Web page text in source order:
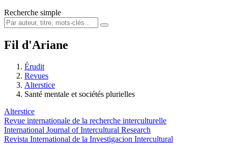
Recherche simple
Fil d'Ariane
Érudit
Revues
Alterstice
Santé mentale et sociétés plurielles
Alterstice
Revue internationale de la recherche interculturelle
International Journal of Intercultural Research
Revista International de la Investigacion Intercultural